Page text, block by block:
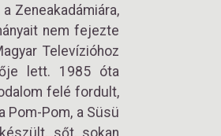
Zeneakadámiára,
nem fejezte
Televízióhoz
lett. 1985 óta
felé fordult,
Pom-Pom, a Süsü
sőt, sokan